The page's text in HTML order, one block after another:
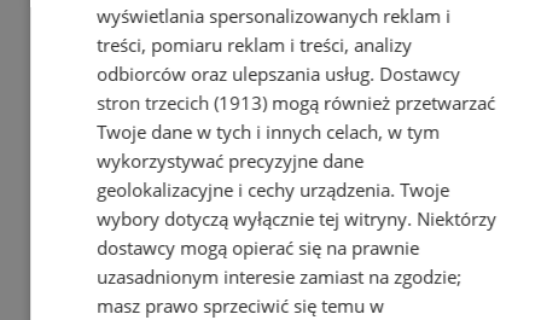
wyświetlania spersonalizowanych reklam i
treści, pomiaru reklam i treści, analizy
odbiorców oraz ulepszania usług. Dostawcy
stron trzecich (1913)mogą również przetwarzać
Twoje dane w tych i innych celach, w tym
wykorzystywać precyzyjne dane
geolokalizacyjne i cechy urządzenia. Twoje
wybory dotyczą wyłącznie tej witryny. Niektórzy
dostawcy mogą opierać się na prawnie
uzasadnionym interesie zamiast na zgodzie;
masz prawo sprzeciwić się temu w